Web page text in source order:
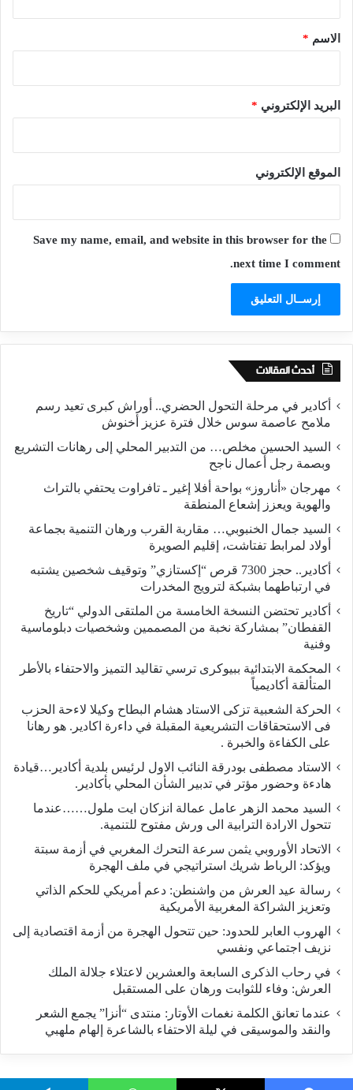
*الاسم *
البريد الإلكتروني *
الموقع الإلكتروني
Save my name, email, and website in this browser for the
next time I comment.
أحدث المقالات
أكادير في مرحلة التحول الحضري.. أوراش كبرى تعيد رسم
ملامح عاصمة سوس خلال فترة عزيز أخنوش
السيد الحسين مخلص… من التدبير المحلي إلى رهانات التشريع
وبصمة رجل أعمال ناجح
مهرجان «أناروز» بواحة أفلا إغير ـ تافراوت يحتفي بالتراث
والهوية ويعزز إشعاع المنطقة
السيد جمال الخنبوبي… مقاربة القرب ورهان التنمية بجماعة
أولاد لمرابط تفتاشت، إقليم الصويرة
أكادير.. حجز 7300 قرص “إكستازي” وتوقيف شخصين يشتبه
في ارتباطهما بشبكة لترويج المخدرات
أكادير تحتضن النسخة الخامسة من الملتقى الدولي “تاريخ
القفطان” بمشاركة نخبة من المصممين وشخصيات دبلوماسية
وفنية
المحكمة الابتدائية ببيوكرى ترسي تقاليد التميز والاحتفاء بالأطر
المتألقة أكاديمياً
الحركة الشعبية تزكى الاستاد هشام البطاح وكيلا لاءحة الحزب
فى الاستحقاقات التشريعية المقبلة في داءرة اكادير. هو رهانا
على الكفاءة والخبرة .
الاستاد مصطفى بودرقة النائب الاول لرئيس بلدية أكادير…قيادة
هادءة وحضور مؤتر في تدبير الشأن المحلي بأكادير.
السيد محمد الزهر عامل عمالة انزكان ايت ملول……عندما
تتحول الارادة الترابية الى ورش مفتوح للتنمية.
الاتحاد الأوروبي يثمن سرعة التحرك المغربي في أزمة سبتة
ويؤكد: الرباط شريك استراتيجي في ملف الهجرة
رسالة عيد العرش من واشنطن: دعم أمريكي للحكم الذاتي
وتعزيز الشراكة المغربية الأمريكية
​الهروب العابر للحدود: حين تتحول الهجرة من أزمة اقتصادية إلى
نزيف اجتماعي ونفسي
في رحاب الذكرى السابعة والعشرين لاعتلاء جلالة الملك
العرش: وفاء للثوابت ورهان على المستقبل
​عندما تعانق الكلمة نغمات الأوتار: منتدى “أنزا” يجمع الشعر
والنقد والموسيقى في ليلة الاحتفاء بالشاعرة إلهام ملهبي